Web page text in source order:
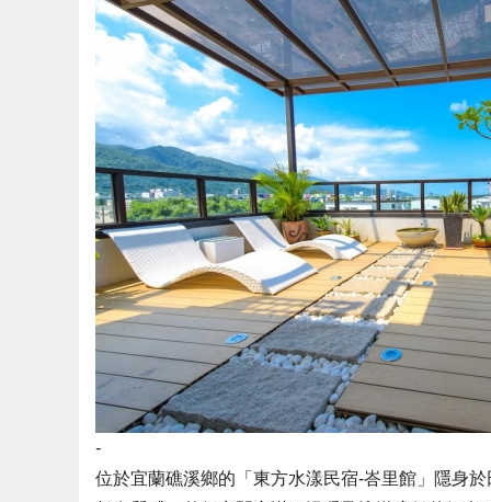
-
位於宜蘭礁溪鄉的「東方水漾民宿-峇里館」隱身